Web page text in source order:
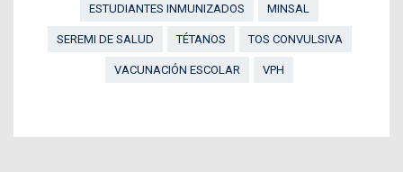
ESTUDIANTES INMUNIZADOS MINSAL
SEREMI DE SALUD TÉTANOS TOS CONVULSIVA
VACUNACIÓN ESCOLAR VPH